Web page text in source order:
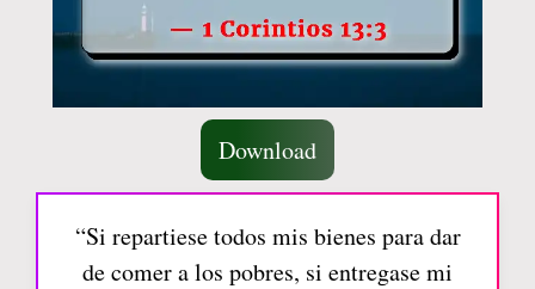
Download
“Si repartiese todos mis bienes para dar
de comer a los pobres, si entregase mi